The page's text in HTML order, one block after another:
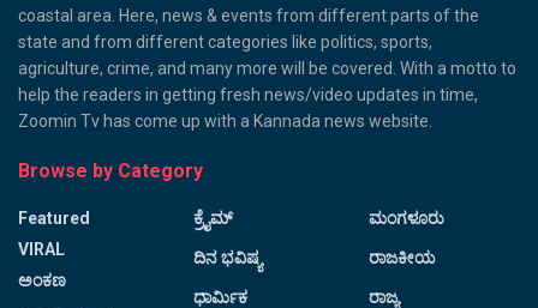
coastal area. Here, news & events from different parts of the
state and from different categories like politics, sports,
agriculture, crime, and many more will be covered. With a motto to
help the readers in getting fresh news/video updates in time,
Zoomin Tv has come up with a Kannada news website.
Browse by Category
Featured
VIRAL
ಅಂಕಣ
ಕ್ರೈಮ್
ದಿನ ಭವಿಷ್ಯ
ಧಾರ್ಮಿಕ
ಮಂಗಳೂರು
ರಾಜಕೀಯ
ರಾಜ್ಯ